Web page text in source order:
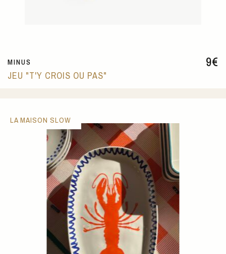
9€
MINUS
JEU "T'Y CROIS OU PAS"
LA MAISON SLOW